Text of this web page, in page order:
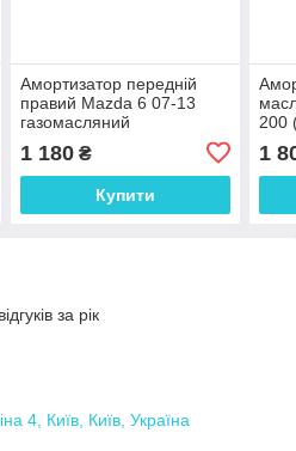
Амортизатор передній
правий Mazda 6 07-13
газомасляний
1 180₴
Купити
200
1
за рік
4, Київ, Київ, Україна